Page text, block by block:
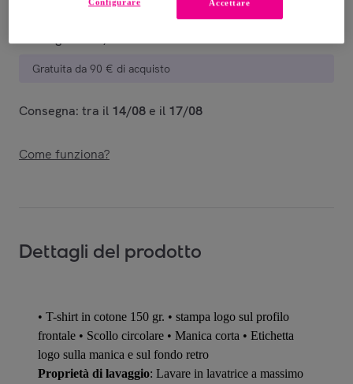
Consegna
Gratuita da 90 € di acquisto
Consegna: tra il 14/08 e il 17/08
Come funziona?
Dettagli del prodotto
• T-shirt in cotone 150 gr. • stampa logo sul profilo
frontale • Scollo circolare • Manica corta • Etichetta
logo sulla manica e sul fondo retro
Proprietà di lavaggio: Lavare in lavatrice a massimo
Accettare